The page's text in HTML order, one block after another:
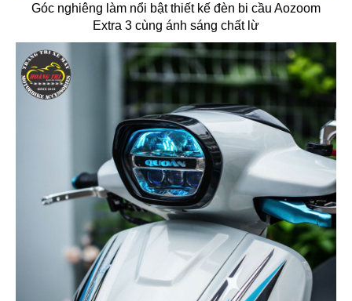
Góc nghiêng làm nổi bật thiết kế đèn bi cầu Aozoom
Extra 3 cùng ánh sáng chất lừ